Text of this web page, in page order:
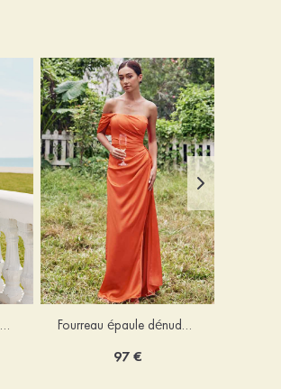
Robe trapèze col en v mousseline ras du sol robe de demoiselle d'honneur Fourreau épaule dénudée satin extensible ras du sol robe de demoiselle d'honneur
97 €